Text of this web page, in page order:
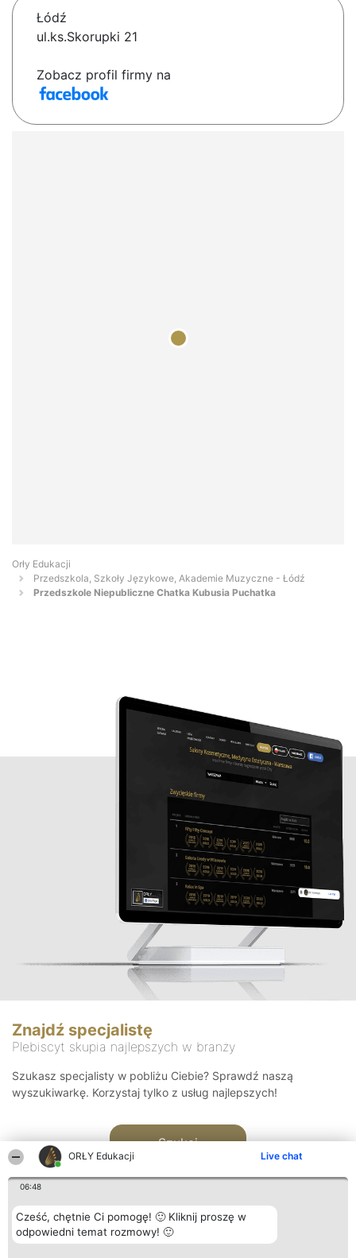
ORŁY Edukacji Live chat
06:48
Cześć, chętnie Ci pomogę! 🙂 Kliknij proszę w
odpowiedni temat rozmowy! 🙂
Łódź
ul.ks.Skorupki 21
Zobacz profil firmy na
Orły Edukacji
Przedszkola, Szkoły Językowe, Akademie Muzyczne - Łódź
Przedszkole Niepubliczne Chatka Kubusia Puchatka
Znajdź specjalistę
Plebiscyt skupia najlepszych w branży
Szukasz specjalisty w pobliżu Ciebie? Sprawdź naszą
wyszukiwarkę. Korzystaj tylko z usług najlepszych!
Szukaj